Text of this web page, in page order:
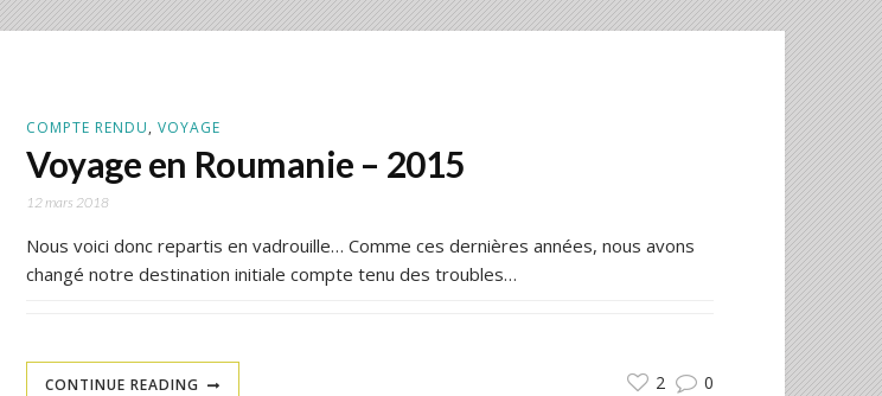
COMPTE RENDU, VOYAGE
Voyage en Roumanie – 2015
12 mars 2018
Nous voici donc repartis en vadrouille… Comme ces dernières années, nous avons
changé notre destination initiale compte tenu des troubles…
CONTINUE READING 2 0